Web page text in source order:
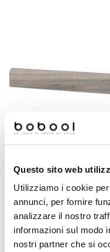
Questo sito web
Utilizziamo i cookie
annunci, per fornire
analizzare il nostro
informazioni sul modo
nostri partner che si
Battiscopa effetto
gres porcellanato,
7,3x60 - Barkwood,
Ceramica
Richiedi